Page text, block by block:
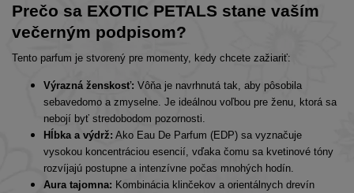
Prečo sa EXOTIC PETALS stane vaším
večerným podpisom?
Tento parfum je stvorený pre momenty, kedy chcete zažiariť:
Výrazná ženskosť: Vôňa je navrhnutá tak, aby pôsobila
sebavedomo a zmyselne. Je ideálnou voľbou pre ženu, ktorá sa
nebojí byť stredobodom pozornosti.
Hĺbka a výdrž: Ako Eau De Parfum (EDP) sa vyznačuje
vysokou koncentráciou esencií, vďaka čomu sa kvetinové tóny
rozvíjajú postupne a intenzívne počas mnohých hodín.
Aura tajomna: Kombinácia klinčekov a orientálnych drevín